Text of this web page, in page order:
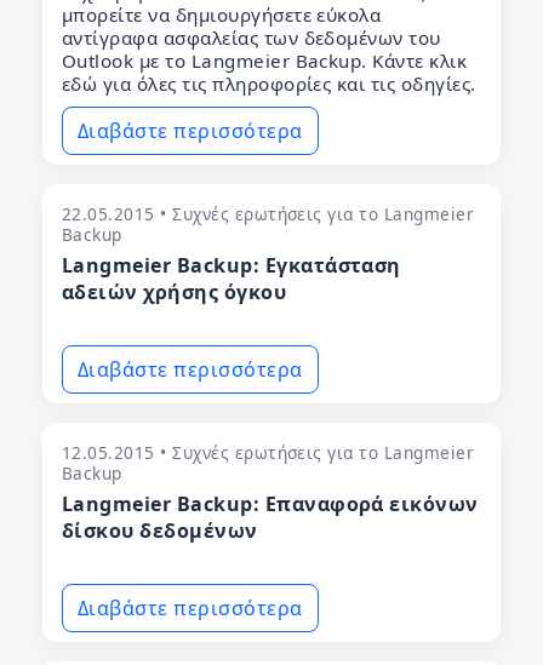
μπορείτε να δημιουργήσετε εύκολα
αντίγραφα ασφαλείας των δεδομένων του
Outlook με το Langmeier Backup. Κάντε κλικ
εδώ για όλες τις πληροφορίες και τις οδηγίες.
Διαβάστε περισσότερα
22.05.2015 • Συχνές ερωτήσεις για το Langmeier
Backup
Langmeier Backup: Εγκατάσταση
αδειών χρήσης όγκου
Διαβάστε περισσότερα
12.05.2015 • Συχνές ερωτήσεις για το Langmeier
Backup
Langmeier Backup: Επαναφορά εικόνων
δίσκου δεδομένων
Διαβάστε περισσότερα